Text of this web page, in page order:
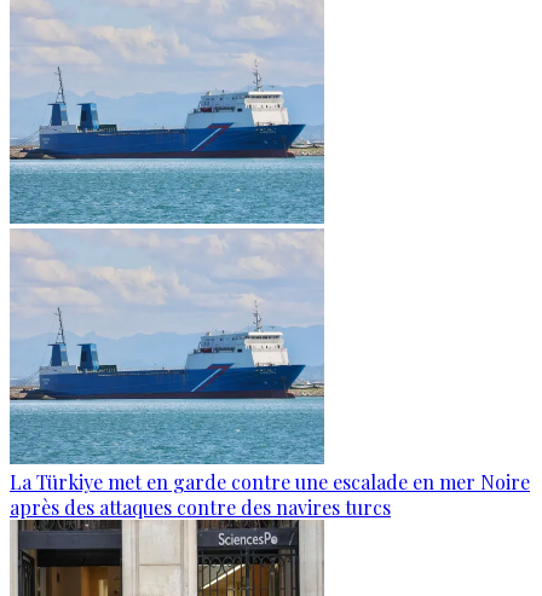
La Türkiye met en garde contre une escalade en mer Noire
après des attaques contre des navires turcs